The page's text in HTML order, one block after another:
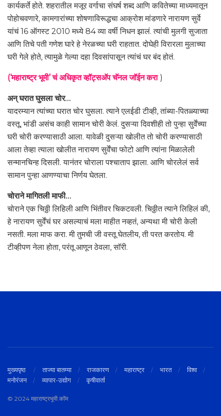
कार्यकर्ते होते. शहरातील मजूर वर्गाचा संघर्ष शब्द आणि कवितेच्या माध्यमातून
पोहोचवणारे, कामगारांच्या शोषणाविरूद्धचा आक्रोश मांडणारे नारायण सुर्वे
यांचं 16 ऑगस्ट 2010 मध्ये 84 व्या वर्षी निधन झालं. त्यांची मुलगी सुजाता
आणि तिचे पती गणेश घारे हे नेरळच्या घरी राहतात. दोघेही विरारला मुलाच्या
घरी गेले होते, त्यामुळे गेल्या दहा दिवसांपासून त्यांचं घर बंद होतं.
(‘महाराष्ट्र भूमी’ चं अधिकृत व्हॉट्सअ‍ॅप चॅनल जॉईन करा)
अन् घरात घुसला चोर…
यादरम्यान त्यांच्या घरात चोर घुसला. त्याने एलईडी टीव्ही, तांब्या-पितळ्याच्या
वस्तू, भांडी असंच काही सामान चोरी केलं. दुसऱ्या दिवशीही तो पुन्हा सुर्वेंच्या
घरी चोरी करण्यासाठी आला. यावेळी दुसऱ्या खोलीत तो चोरी करण्यासाठी
आला तेव्हा त्याला खोलीत नारायण सुर्वेंचा फोटो आणि त्यांना मिळालेली
सन्मानचिन्ह दिसली. यानंतर चोराला पश्चाताप झाला. आणि चोरलेलं सर्व
सामान पुन्हा आणण्याचा निर्णय घेतला.
चोराने मागितली माफी…
चोराने एक चिठ्ठी लिहिली आणि भिंतीवर चिकटवली. चिठ्ठीत त्याने लिहिलं की,
हे नारायण सुर्वेंचं घर असल्याचं मला माहीत नव्हतं, अन्यथा मी चोरी केली
नसती. मला माफ करा. मी तुमची जी वस्तू घेतलीय, ती परत करतोय. मी
टीव्हीपण नेला होता, परंतू आणून ठेवला, सॉरी.
मुख्यपृष्ठ ताज्या बातम्या राजकारण महाराष्ट्र भारत
विश्व
मनोरंजन
व्यापार-उद्योग कृषीवार्ता
© 2024 महाराष्ट्रभूमी.कॉम